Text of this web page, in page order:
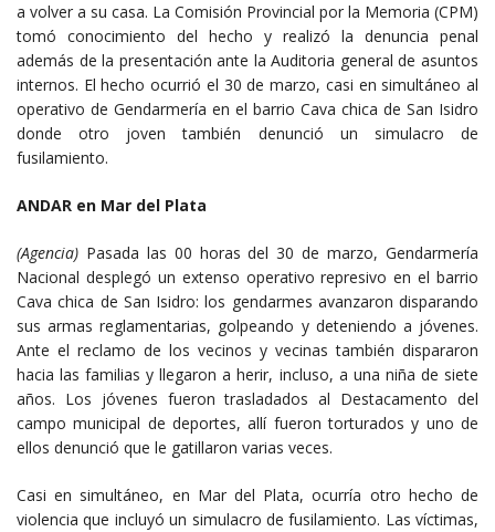
a volver a su casa. La Comisión Provincial por la Memoria (CPM)
tomó conocimiento del hecho y realizó la denuncia penal
además de la presentación ante la Auditoria general de asuntos
internos. El hecho ocurrió el 30 de marzo, casi en simultáneo al
operativo de Gendarmería en el barrio Cava chica de San Isidro
donde otro joven también denunció un simulacro de
fusilamiento.
ANDAR en Mar del Plata
(Agencia) Pasada las 00 horas del 30 de marzo, Gendarmería
Nacional desplegó un extenso operativo represivo en el barrio
Cava chica de San Isidro: los gendarmes avanzaron disparando
sus armas reglamentarias, golpeando y deteniendo a jóvenes.
Ante el reclamo de los vecinos y vecinas también dispararon
hacia las familias y llegaron a herir, incluso, a una niña de siete
años. Los jóvenes fueron trasladados al Destacamento del
campo municipal de deportes, allí fueron torturados y uno de
ellos denunció que le gatillaron varias veces.
Casi en simultáneo, en Mar del Plata, ocurría otro hecho de
violencia que incluyó un simulacro de fusilamiento. Las víctimas,